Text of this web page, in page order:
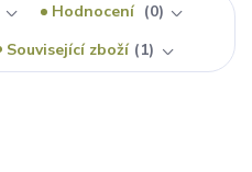
Hodnocení
0
Související zboží 1